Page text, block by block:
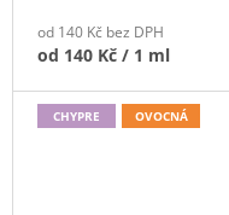
od 140 Kč bez DPH
od 140 Kč / 1 ml
CHYPRE OVOCNÁ